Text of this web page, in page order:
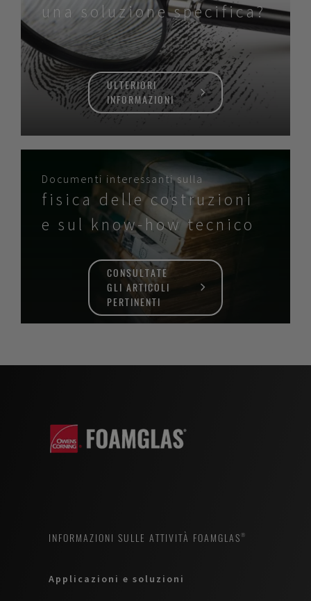
una soluzione specifica?
ULTERIORI
INFORMAZIONI
Documenti interessanti sulla
fisica delle costruzioni
e sul know-how tecnico
CONSULTATE
GLI ARTICOLI
PERTINENTI
INFORMAZIONI SULLE ATTIVITÀ FOAMGLAS®
Applicazioni e soluzioni